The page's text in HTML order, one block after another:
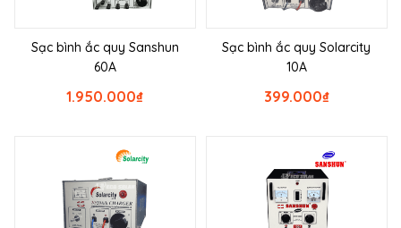
Sạc bình ắc quy Sanshun
60A
₫
1.950.000
Sạc bình ắc quy Solarcity
10A
₫
399.000